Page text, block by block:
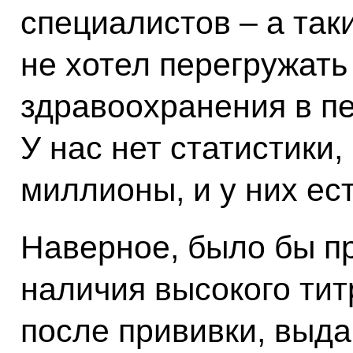
специалистов – а
не хотел
здравоохранения в
У нас нет
миллионы, и у них
Наверное, было бы
наличия высокого
после прививки,